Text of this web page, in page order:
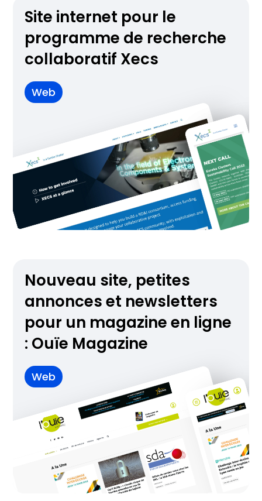
Site internet pour le
programme de recherche
collaboratif Xecs
Web
Nouveau site, petites
annonces et newsletters
pour un magazine en ligne
: Ouïe Magazine
Web